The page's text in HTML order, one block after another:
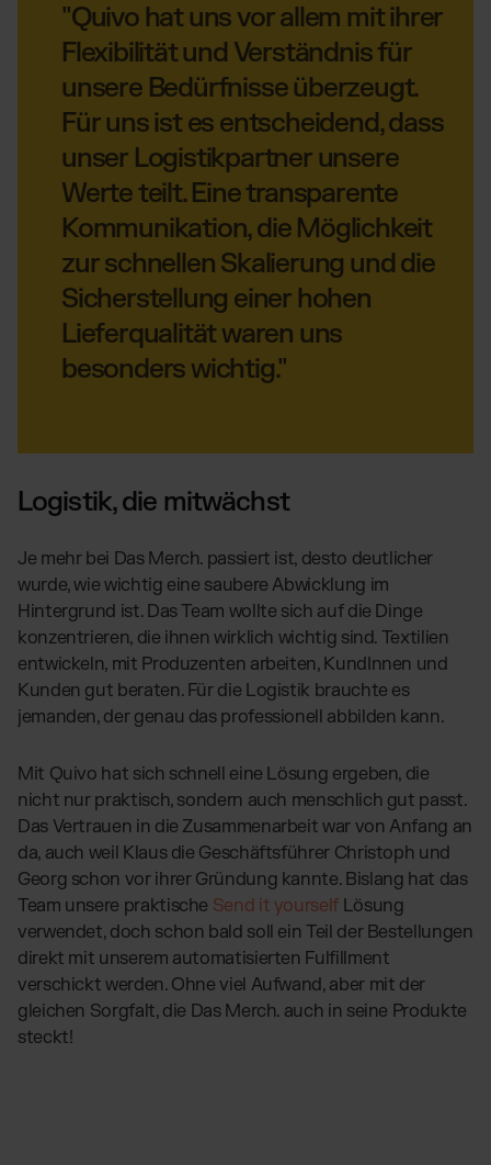
"Quivo hat uns vor allem mit ihrer
Flexibilität und Verständnis für
unsere Bedürfnisse überzeugt.
Für uns ist es entscheidend, dass
unser Logistikpartner unsere
Werte teilt. Eine transparente
Kommunikation, die Möglichkeit
zur schnellen Skalierung und die
Sicherstellung einer hohen
Lieferqualität waren uns
besonders wichtig."
Logistik, die mitwächst
Je mehr bei Das Merch. passiert ist, desto deutlicher
wurde, wie wichtig eine saubere Abwicklung im
Hintergrund ist. Das Team wollte sich auf die Dinge
konzentrieren, die ihnen wirklich wichtig sind. Textilien
entwickeln, mit Produzenten arbeiten, KundInnen und
Kunden gut beraten. Für die Logistik brauchte es
jemanden, der genau das professionell abbilden kann.
Mit Quivo hat sich schnell eine Lösung ergeben, die
nicht nur praktisch, sondern auch menschlich gut passt.
Das Vertrauen in die Zusammenarbeit war von Anfang an
da, auch weil Klaus die Geschäftsführer Christoph und
Georg schon vor ihrer Gründung kannte. Bislang hat das
Team unsere praktische Send it yourselfLösung
verwendet, doch schon bald soll ein Teil der Bestellungen
direkt mit unserem automatisierten Fulfillment
verschickt werden. Ohne viel Aufwand, aber mit der
gleichen Sorgfalt, die Das Merch. auch in seine Produkte
steckt!